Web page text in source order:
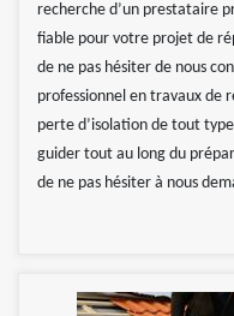
recherche d’un prestataire
fiable pour votre projet de
de ne pas hésiter de nous
professionnel en travaux de
perte d’isolation de tout
guider tout au long du
de ne pas hésiter à nous